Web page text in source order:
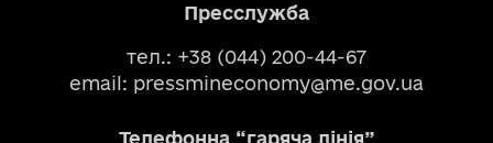
Пресслужба
тел.: +38 (044) 200-44-67
email: pressmineconomy@me.gov.ua
Телефонна “гаряча лінія”